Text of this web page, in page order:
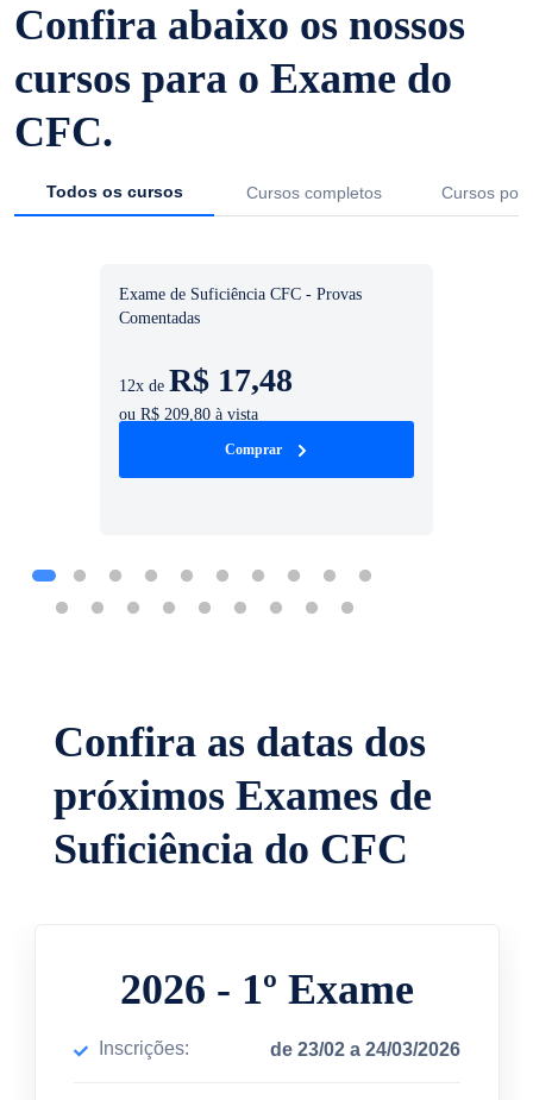
Confira abaixo os nossos
cursos para o Exame do
CFC.
Todos os cursos Cursos completos Cursos por
Exame de Suficiência CFC - Provas
Comentadas
12x de R$ 17,48
ou R$ 209,80 à vista
Comprar
Confira as datas dos
próximos Exames de
Suficiência do CFC
2026 - 1º Exame
Inscrições: de 23/02 a 24/03/2026